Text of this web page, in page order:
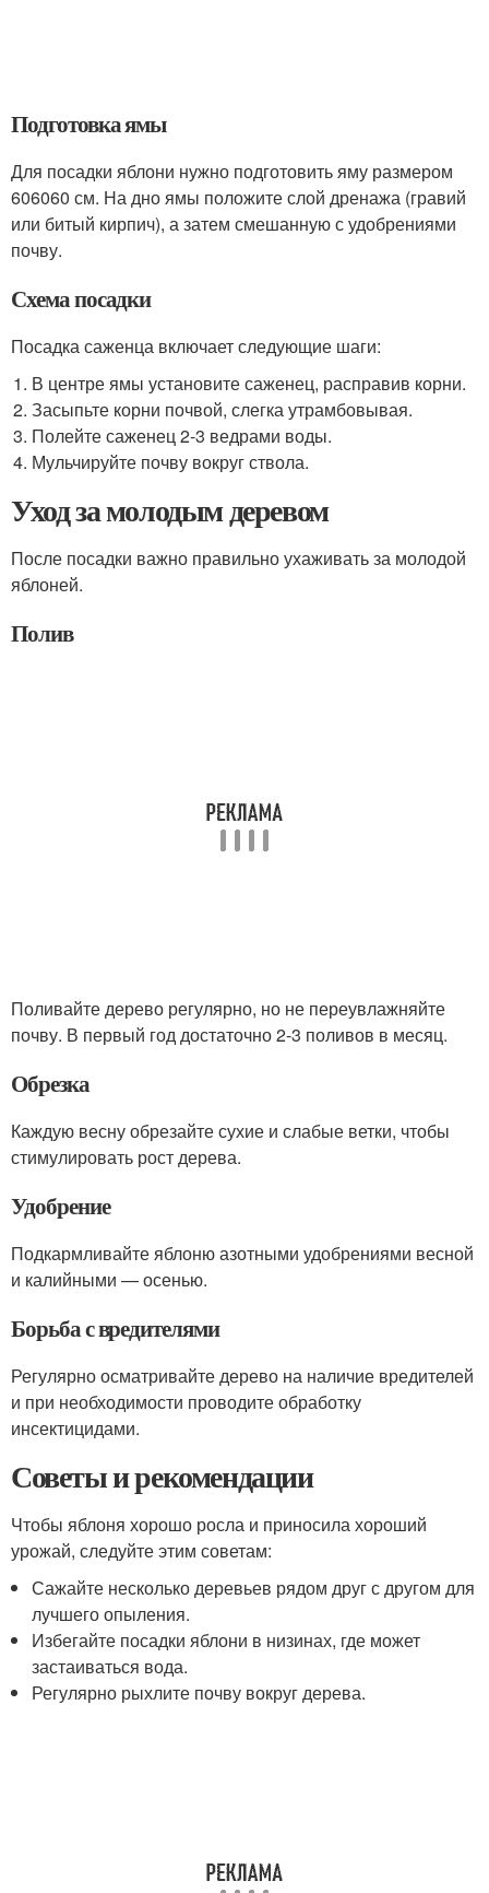
Подготовка ямы
Для посадки яблони нужно подготовить яму размером
606060 см. На дно ямы положите слой дренажа (гравий
или битый кирпич), а затем смешанную с удобрениями
почву.
Схема посадки
Посадка саженца включает следующие шаги:
В центре ямы установите саженец, расправив корни.
Засыпьте корни почвой, слегка утрамбовывая.
Полейте саженец 2-3 ведрами воды.
Мульчируйте почву вокруг ствола.
Уход за молодым деревом
После посадки важно правильно ухаживать за молодой
яблоней.
Полив
Поливайте дерево регулярно, но не переувлажняйте
почву. В первый год достаточно 2-3 поливов в месяц.
Обрезка
Каждую весну обрезайте сухие и слабые ветки, чтобы
стимулировать рост дерева.
Удобрение
Подкармливайте яблоню азотными удобрениями весной
и калийными — осенью.
Борьба с вредителями
Регулярно осматривайте дерево на наличие вредителей
и при необходимости проводите обработку
инсектицидами.
Советы и рекомендации
Чтобы яблоня хорошо росла и приносила хороший
урожай, следуйте этим советам:
Сажайте несколько деревьев рядом друг с другом для
лучшего опыления.
Избегайте посадки яблони в низинах, где может
застаиваться вода.
Регулярно рыхлите почву вокруг дерева.